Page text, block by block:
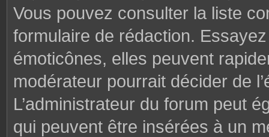
Vous pouvez consulter la liste
formulaire de rédaction.
émoticônes, elles peuvent
modérateur pourrait décider de
L’administrateur du forum peut
qui peuvent être insérées à un